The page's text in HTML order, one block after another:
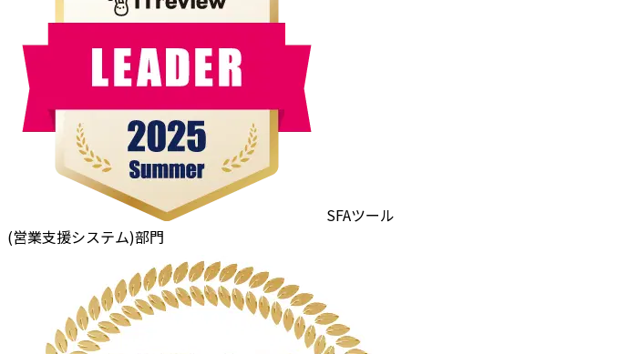
SFAツール
(営業支援システム)部門